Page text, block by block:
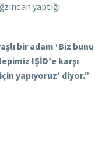
yaptığı
bir adam ‘Biz bunu
IŞİD’e karşı
yapıyoruz’ diyor.”